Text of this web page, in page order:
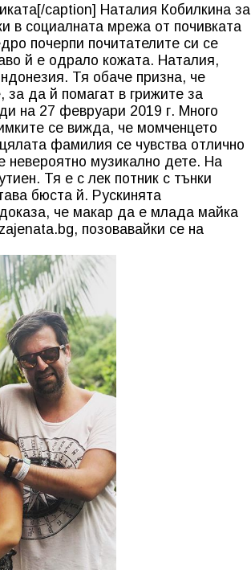
caption] Наталия Кобилкина за
в социалната мрежа от почивката
почерпи почитателите си се
й е одрало кожата. Наталия,
Тя обаче призна, че
за да й помагат в грижите за
на 27 февруари 2019 г. Много
се вижда, че момченцето
фамилия се чувства отлично
невероятно музикално дете. На
Тя е с лек потник с тънки
бюста й. Рускинята
че макар да е млада майка
позовавайки се на